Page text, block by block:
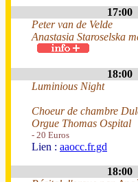
17:00
Peter van de Velde
Anastasia Staroselska
18:00
Luminious Night
Choeur de chambre
Orgue Thomas Ospital
- 20 Euros
Lien : aaocc.fr.gd
18:00